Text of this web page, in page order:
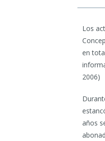
Los
en
2006)
años